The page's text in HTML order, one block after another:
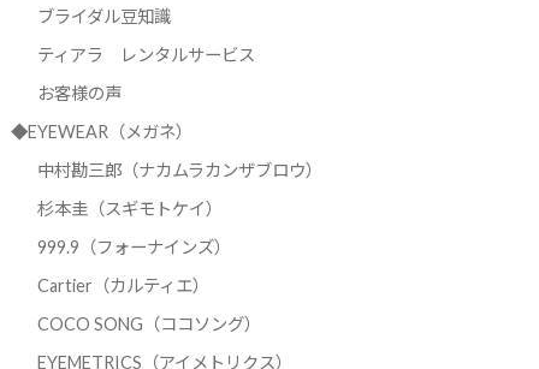
ブライダル豆知識
ティアラ レンタルサービス
お客様の声
◆EYEWEAR（メガネ）
中村勘三郎（ナカムラカンザブロウ）
杉本圭（スギモトケイ）
999.9（フォーナインズ）
Cartier（カルティエ）
COCO SONG（ココソング）
EYEMETRICS（アイメトリクス）